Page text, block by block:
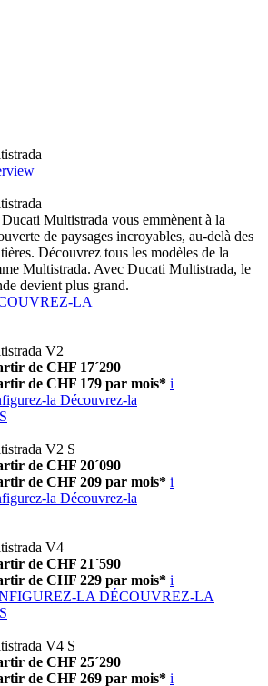
Multistrada vous emmènent à la
de paysages incroyables, au-delà des
Découvrez tous les modèles de la
Multistrada. Avec Ducati Multistrada, le
devient plus grand.
LA
V2
de CHF 17´290
de CHF 179 par mois* i
la Découvrez-la
V2 S
de CHF 20´090
de CHF 209 par mois* i
la Découvrez-la
V4
de CHF 21´590
de CHF 229 par mois* i
LA DÉCOUVREZ-LA
V4 S
de CHF 25´290
de CHF 269 par mois* i